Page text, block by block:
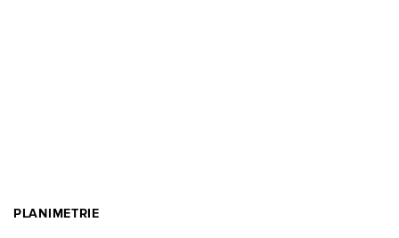
PLANIMETRIE